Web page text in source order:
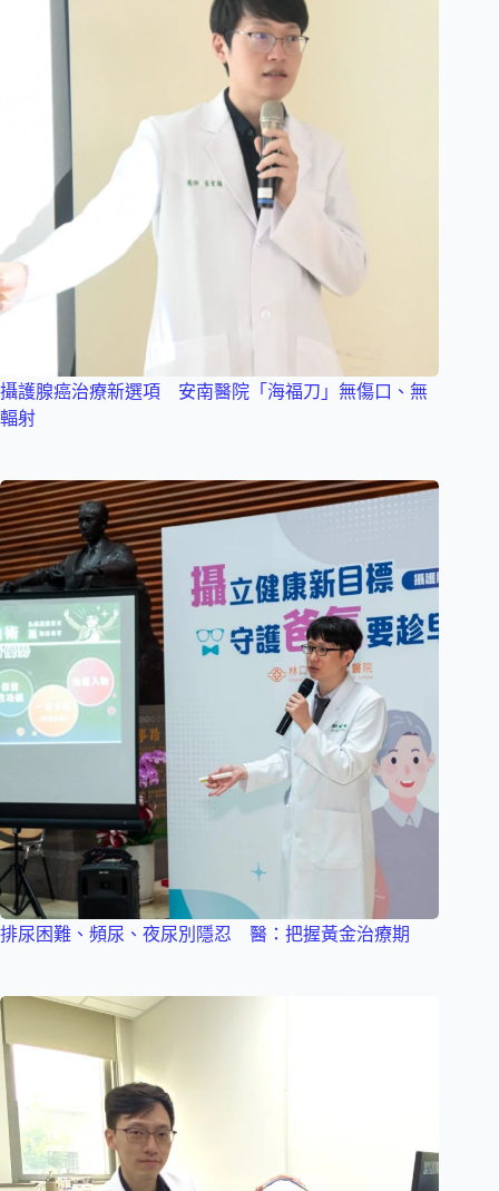
攝護腺癌治療新選項 安南醫院「海福刀」無傷口、無
輻射
排尿困難、頻尿、夜尿別隱忍 醫：把握黃金治療期